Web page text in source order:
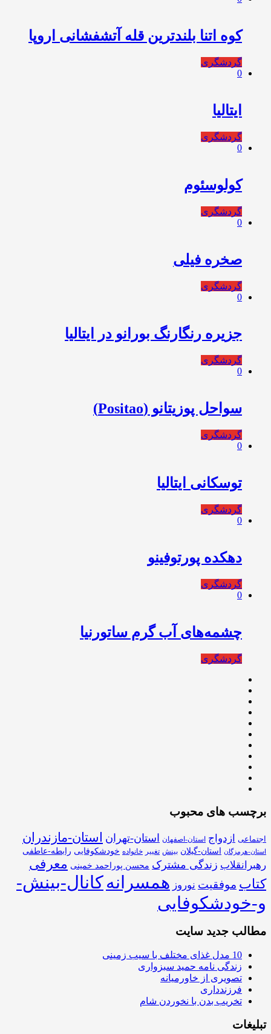
کوه اتنا بلندترین قله آتشفشانی اروپا
گردشگری
0
ایتالیا
گردشگری
0
کولوسئوم
گردشگری
0
صخره فیلی
گردشگری
0
جزیره رنگارنگ بورانو در ایتالیا
گردشگری
0
سواحل پوزیتانو (Positao)
گردشگری
0
توسکانی ایتالیا
گردشگری
0
دهکده پورتوفینو
گردشگری
0
چشمه‌های آب گرم ساتورنیا
گردشگری
برچسب های محبوب
اجتماعی ازدواج استان-اصفهان استان-تهران استان-مازندران
استان-هرمزگان استان-گیلان بینش تغییر خانواده خودشکوفایی رابطه-عاطفی
رهبرانقلاب زندگی مشترک محسن پوراحمد خمینی معرفی
کتاب موفقیت نوروز همسرانهکانال-بینش-
و-خودشکوفایی
مطالب جدید سایت
10 مدل غذای مختلف با سیب زمینی
زندگی نامه حمید سبزواری
تصویری از خاورمیانه
فرزندداری
تخریب بدن با نخوردن شام
تبلیغات